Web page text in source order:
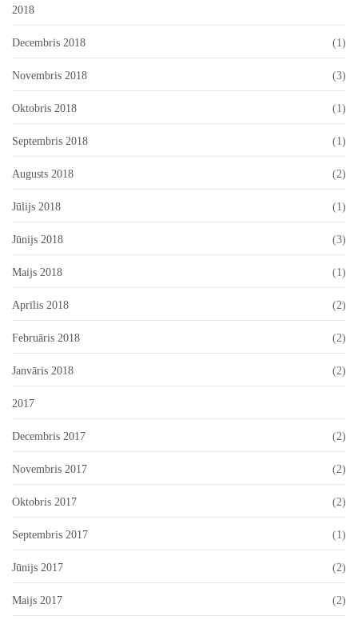
2018
Decembris 2018 (1)
Novembris 2018 (3)
Oktobris 2018 (1)
Septembris 2018 (1)
Augusts 2018 (2)
Jūlijs 2018 (1)
Jūnijs 2018 (3)
Maijs 2018 (1)
Aprīlis 2018 (2)
Februāris 2018 (2)
Janvāris 2018 (2)
2017
Decembris 2017 (2)
Novembris 2017 (2)
Oktobris 2017 (2)
Septembris 2017 (1)
Jūnijs 2017 (2)
Maijs 2017 (2)